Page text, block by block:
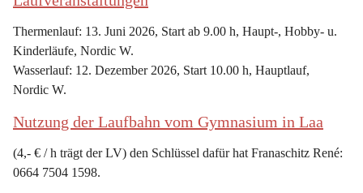
Thermenlauf: 13. Juni 2026, Start ab 9.00 h, Haupt-, Hobby- u.
Kinderläufe, Nordic W.
Wasserlauf: 12. Dezember 2026, Start 10.00 h, Hauptlauf,
Nordic W.
Nutzung der Laufbahn vom Gymnasium in Laa
(4,- € / h trägt der LV) den Schlüssel dafür hat Franaschitz René:
0664 7504 1598.